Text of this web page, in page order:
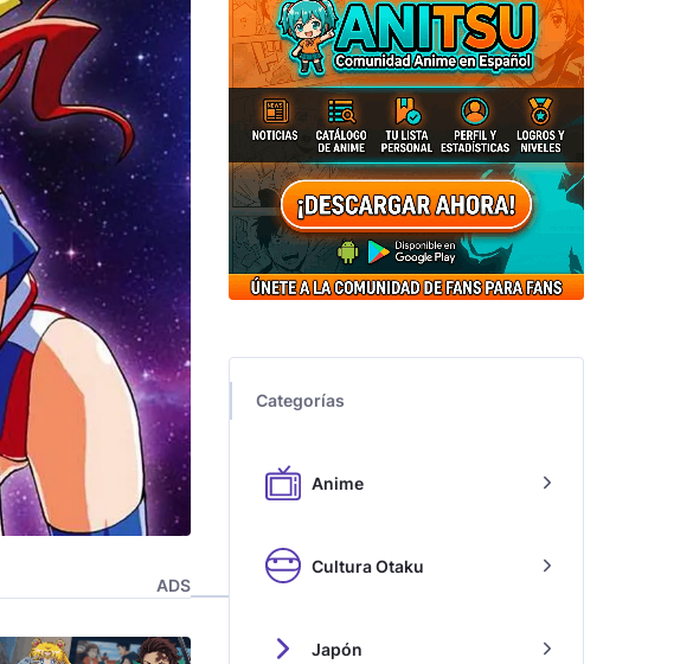
ADS
Categorías
Anime
Cultura Otaku
Japón